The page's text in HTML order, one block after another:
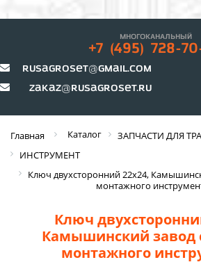
МНОГОКАНАЛЬНЫЙ
+7 (495) 728-
rusagroset@gmail.com
zakaz@rusagroset.ru
Главная Каталог
ЗАПЧАСТИ ДЛЯ
ИНСТРУМЕНТ
Ключ двухсторонний 22х24,
монтажного
Ключ
Камышинский завод
монтажного